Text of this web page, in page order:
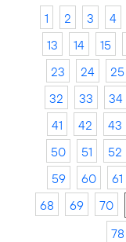
1 2 3 4
13
14 15
23
24 25
32
33 34
41
42 43
50
51 52
59
60 61
68
69 70
78